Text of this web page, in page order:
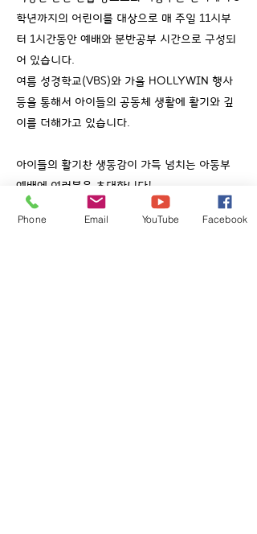
학년까지의 어린이를 대상으로 매 주일 11시부
터 1시간동안 예배와 분반공부 시간으로 구성되
어 있습니다.
여름 성경학교(VBS)와 가을 HOLLYWIN 행사
등을 통해서 아이들의 공동체 생활에 활기와 깊
이를 더해가고 있습니다.
​아이들의 활기찬 생동감이 가득 넘치는 아동부
예배에 여러분을 초대합니다!
​
주일 오전 11시 / 킨더 ~ 5학년 어린이
Phone Email YouTube Facebook